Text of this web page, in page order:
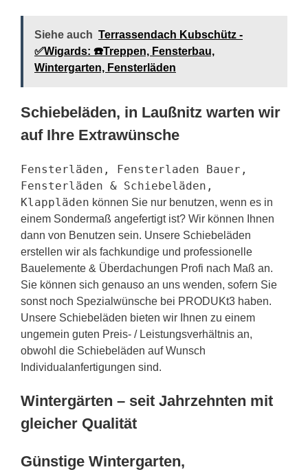
Siehe auch Terrassendach Kubschütz -
✅Wigards: ☎️Treppen, Fensterbau,
Wintergarten, Fensterläden
Schiebeläden, in Laußnitz warten wir
auf Ihre Extrawünsche
Fensterläden, Fensterladen Bauer,
Fensterläden & Schiebeläden,
Klappläden können Sie nur benutzen, wenn es in
einem Sondermaß angefertigt ist? Wir können Ihnen
dann von Benutzen sein. Unsere Schiebeläden
erstellen wir als fachkundige und professionelle
Bauelemente & Überdachungen Profi nach Maß an.
Sie können sich genauso an uns wenden, sofern Sie
sonst noch Spezialwünsche bei PRODUKt3 haben.
Unsere Schiebeläden bieten wir Ihnen zu einem
ungemein guten Preis- / Leistungsverhältnis an,
obwohl die Schiebeläden auf Wunsch
Individualanfertigungen sind.
Wintergärten – seit Jahrzehnten mit
gleicher Qualität
Günstige Wintergarten,